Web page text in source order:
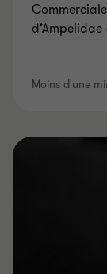
Moins d'une